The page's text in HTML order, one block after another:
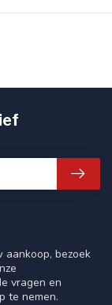
bezoek
vragen en
te nemen.